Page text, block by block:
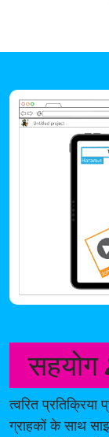
सहयोग
त्वरित
ग्राहकों के साथ